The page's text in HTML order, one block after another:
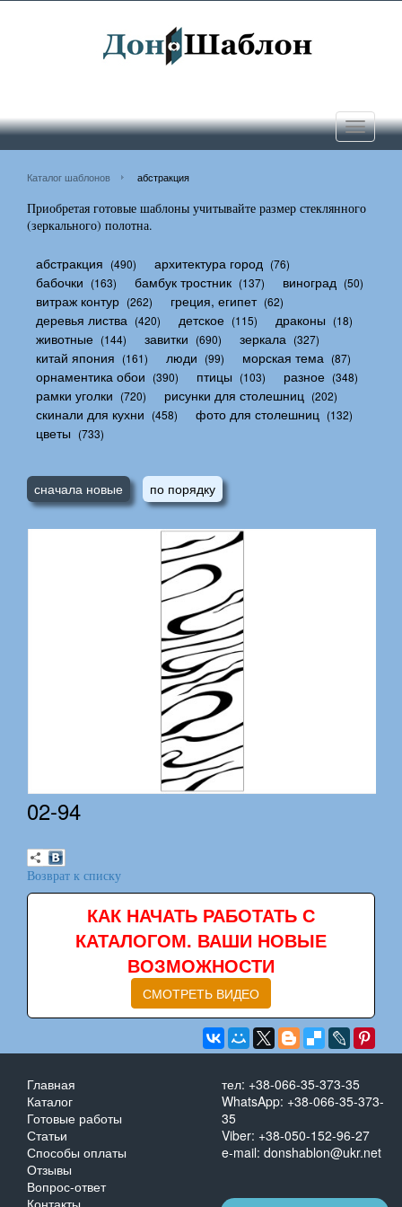
Toggle
Каталог шаблонов абстракция
Приобретая готовые шаблоны учитывайте размер стеклянного
(зеркального) полотна.
абстракция (490) архитектура город (76)
бабочки (163) бамбук тростник (137) виноград (50)
витраж контур (262) греция, египет (62)
деревья листва (420) детское (115) драконы (18)
животные (144) завитки (690) зеркала (327)
китай япония (161) люди (99) морская тема (87)
орнаментика обои (390) птицы (103) разное (348)
рамки уголки (720) рисунки для столешниц (202)
скинали для кухни (458) фото для столешниц (132)
цветы (733)
сначала новые по порядку
02-94
Возврат к списку
КАК НАЧАТЬ РАБОТАТЬ С
КАТАЛОГОМ. ВАШИ НОВЫЕ
ВОЗМОЖНОСТИ
СМОТРЕТЬ ВИДЕО
Главная
Каталог
Готовые работы
Статьи
Способы оплаты
Отзывы
Вопрос-ответ
тел: +38-066-35-373-35
WhatsApp: +38-066-35-373-
35
Viber: +38-050-152-96-27
e-mail: donshablon@ukr.net